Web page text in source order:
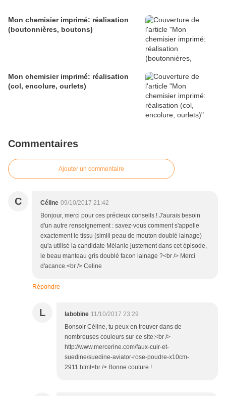
Mon chemisier imprimé: réalisation
(boutonnières, boutons)
Mon chemisier imprimé: réalisation
(col, encolure, ourlets)
Commentaires
Ajouter un commentaire
C Céline 09/10/2017 21:42
Bonjour, merci pour ces précieux conseils ! J'aurais besoin
d'un autre renseignement : savez-vous comment s'appelle
exactement le tissu (simili peau de mouton doublé lainage)
qu'a utilisé la candidate Mélanie justement dans cet épisode,
le beau manteau gris doublé facon lainage ?<br /> Merci
d'acance.<br /> Celine
Répondre
L labobine 11/10/2017 23:29
Bonsoir Céline, tu peux en trouver dans de
nombreuses couleurs sur ce site:<br />
http://www.mercerine.com/faux-cuir-et-
suedine/suedine-aviator-rose-poudre-x10cm-
2911.html<br /> Bonne couture !